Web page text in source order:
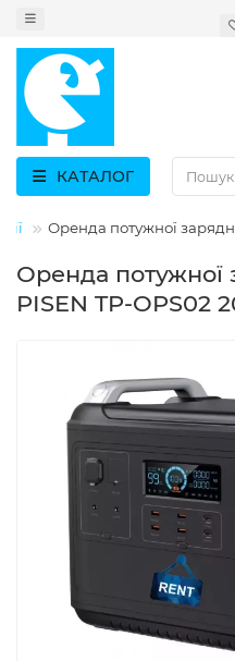
КАТАЛОГ
Оренда потужної
Оренда потужної
PISEN TP-OPS02